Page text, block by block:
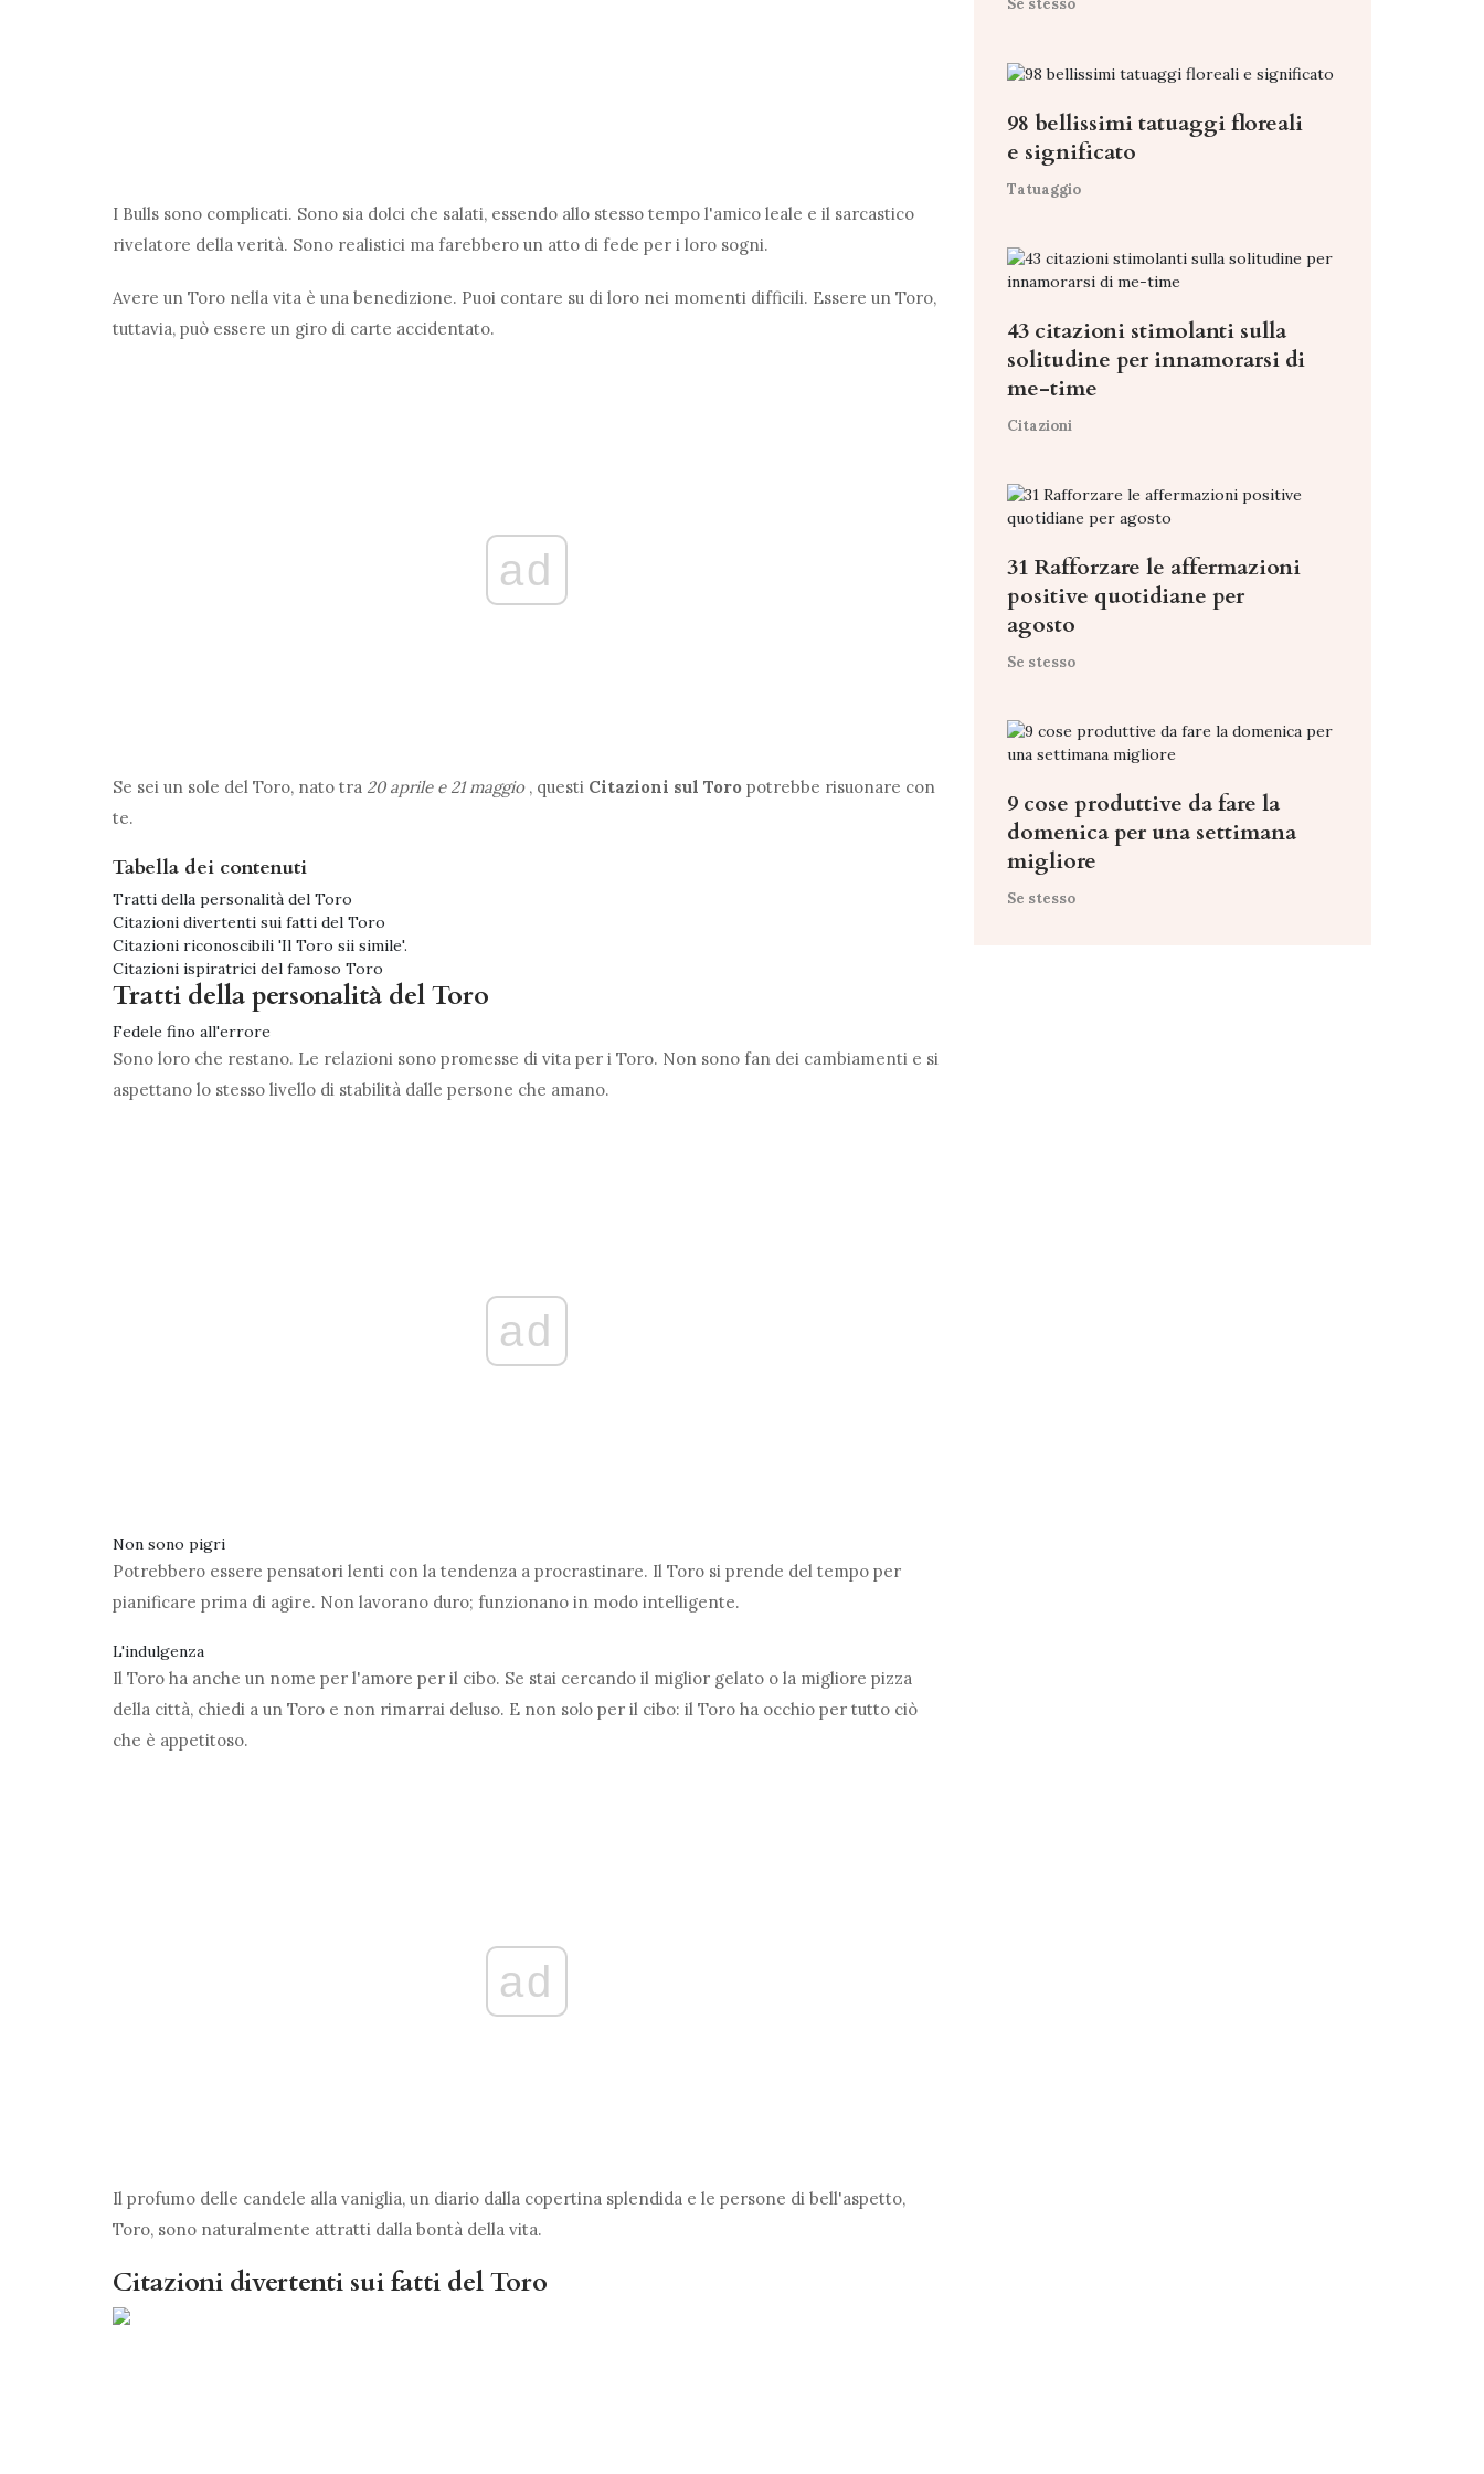
I Bulls sono complicati. Sono sia dolci che salati, essendo allo stesso tempo l'amico leale e il sarcastico
rivelatore della verità. Sono realistici ma farebbero un atto di fede per i loro sogni.
Avere un Toro nella vita è una benedizione. Puoi contare su di loro nei momenti difficili. Essere un Toro,
tuttavia, può essere un giro di carte accidentato.
ad
Se sei un sole del Toro, nato tra 20 aprile e 21 maggio, questi Citazioni sul Toro potrebbe risuonare con
te.
Tabella dei contenuti
Tratti della personalità del Toro
Citazioni divertenti sui fatti del Toro
Citazioni riconoscibili 'Il Toro sii simile'.
Citazioni ispiratrici del famoso Toro
Tratti della personalità del Toro
Fedele fino all'errore
Sono loro che restano. Le relazioni sono promesse di vita per i Toro. Non sono fan dei cambiamenti e si
aspettano lo stesso livello di stabilità dalle persone che amano.
ad
Non sono pigri
Potrebbero essere pensatori lenti con la tendenza a procrastinare. Il Toro si prende del tempo per
pianificare prima di agire. Non lavorano duro; funzionano in modo intelligente.
L'indulgenza
Il Toro ha anche un nome per l'amore per il cibo. Se stai cercando il miglior gelato o la migliore pizza
della città, chiedi a un Toro e non rimarrai deluso. E non solo per il cibo: il Toro ha occhio per tutto ciò
che è appetitoso.
ad
Il profumo delle candele alla vaniglia, un diario dalla copertina splendida e le persone di bell'aspetto,
Toro, sono naturalmente attratti dalla bontà della vita.
Citazioni divertenti sui fatti del Toro
Se stesso
98 bellissimi tatuaggi floreali
e significato
Tatuaggio
43 citazioni stimolanti sulla
solitudine per innamorarsi di
me-time
Citazioni
31 Rafforzare le affermazioni
positive quotidiane per
agosto
Se stesso
9 cose produttive da fare la
domenica per una settimana
migliore
Se stesso